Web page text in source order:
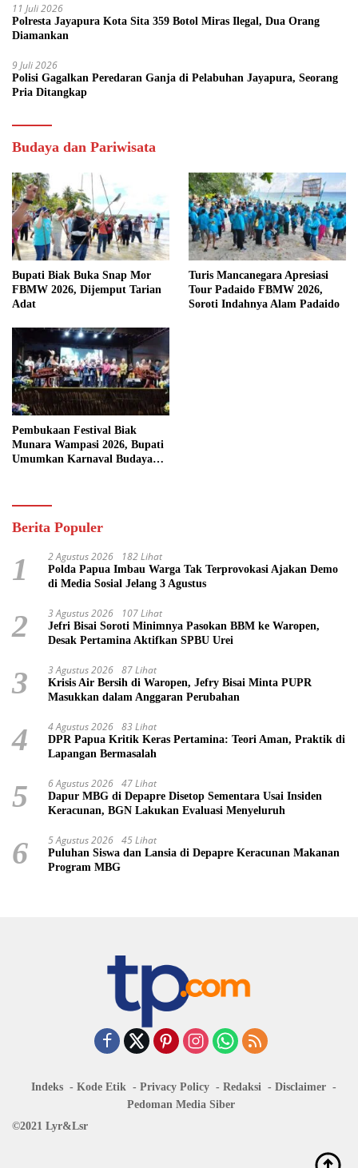
11 Juli 2026
Polresta Jayapura Kota Sita 359 Botol Miras Ilegal, Dua Orang
Diamankan
9 Juli 2026
Polisi Gagalkan Peredaran Ganja di Pelabuhan Jayapura, Seorang
Pria Ditangkap
Budaya dan Pariwisata
Bupati Biak Buka Snap Mor
FBMW 2026, Dijemput Tarian
Adat
Turis Mancanegara Apresiasi
Tour Padaido FBMW 2026,
Soroti Indahnya Alam Padaido
Pembukaan Festival Biak
Munara Wampasi 2026, Bupati
Umumkan Karnaval Budaya
Berita Populer
1 2 Agustus 2026 182 Lihat
Polda Papua Imbau Warga Tak Terprovokasi Ajakan Demo
di Media Sosial Jelang 3 Agustus
2 3 Agustus 2026 107 Lihat
Jefri Bisai Soroti Minimnya Pasokan BBM ke Waropen,
Desak Pertamina Aktifkan SPBU Urei
3 3 Agustus 2026 87 Lihat
Krisis Air Bersih di Waropen, Jefry Bisai Minta PUPR
Masukkan dalam Anggaran Perubahan
4 4 Agustus 2026 83 Lihat
DPR Papua Kritik Keras Pertamina: Teori Aman, Praktik di
Lapangan Bermasalah
5 6 Agustus 2026 47 Lihat
Dapur MBG di Depapre Disetop Sementara Usai Insiden
Keracunan, BGN Lakukan Evaluasi Menyeluruh
6 5 Agustus 2026 45 Lihat
Puluhan Siswa dan Lansia di Depapre Keracunan Makanan
Program MBG
Indeks Kode Etik Privacy Policy Redaksi
Disclaimer
Pedoman Media Siber
©2021 Lyr&Lsr